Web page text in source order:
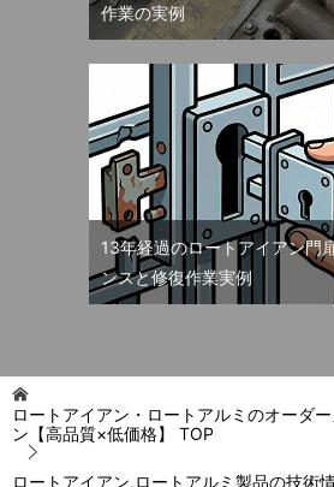
作業の実例
13年経過のロートアイアン門
ンスと修復作業実例
ロートアイアン・ロートアルミのオーダ
ン【高品質×低価格】
TOP
ロートアイアン,ロートアルミ製品の技術